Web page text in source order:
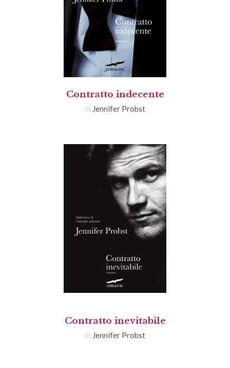
Contratto indecente
di Jennifer Probst
Contratto inevitabile
di Jennifer Probst